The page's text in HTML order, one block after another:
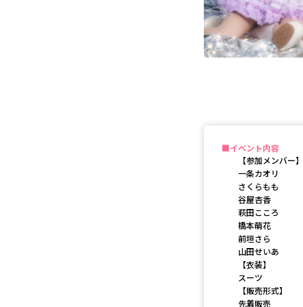
イベント内容
【参加メンバー】
一条カオリ
さくらもも
谷屋杏香
萩田こころ
橋本萌花
前垣さら
山田せいあ
【衣装】
スーツ
【販売形式】
先着販売